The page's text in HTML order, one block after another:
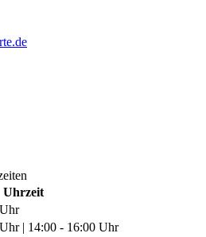
Uhrzeit
| 14:00 - 16:00 Uhr